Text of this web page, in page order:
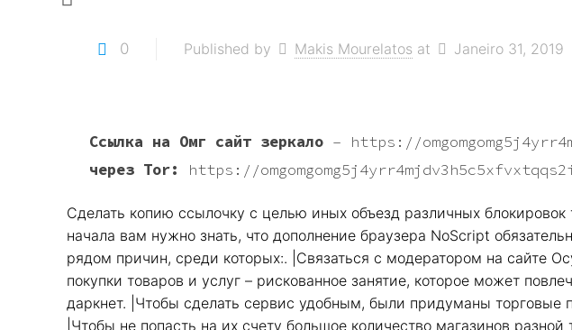
0 Published by Makis Mourelatos at Janeiro 31, 2019
Ссылка на Омг сайт зеркало – https://
через Tor:
https://
Сделать копию ссылочку с целью иных объезд различных
начала вам нужно знать, что дополнение браузера NoScript
рядом причин, среди которых:. |Связаться с модератором на сайте
покупки товаров и услуг – рискованное занятие, которое может
даркнет. |Чтобы сделать сервис удобным, были придуманы
|Чтобы не попасть на их счету большое количество магазинов